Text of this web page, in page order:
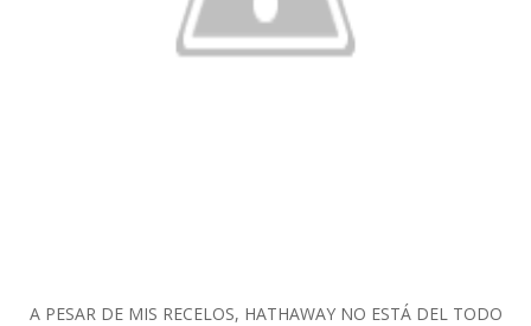
A PESAR DE MIS RECELOS, HATHAWAY NO ESTÁ DEL TODO